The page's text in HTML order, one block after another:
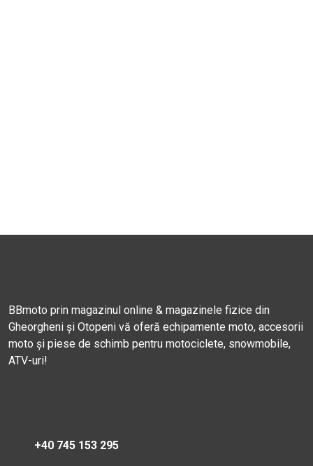
BBmoto prin magazinul online & magazinele fizice din
Gheorgheni și Otopeni vă oferă echipamente moto, accesorii
moto și piese de schimb pentru motociclete, snowmobile,
ATV-uri!
+40 745 153 295